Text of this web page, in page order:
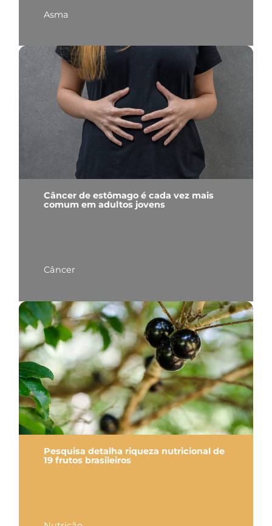
Asma
Câncer de estômago é cada vez mais
comum em adultos jovens
Câncer
Pesquisa detalha riqueza nutricional de
19 frutos brasileiros